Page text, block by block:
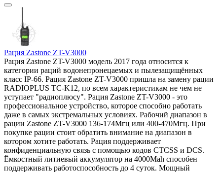
Рация Zastone ZT-V3000
Рация Zastone ZT-V3000 модель 2017 года относится к
категории раций водонепронецаемых и пылезащищённых
класс IP-66. Рация Zastone ZT-V3000 пришла на замену рации
RADIOPLUS ТC-K12, по всем характеристикам не чем не
уступает "радиоплюсу". Рация Zastone ZT-V3000 - это
профессиональное устройство, которое способно работать
даже в самых экстремальных условиях. Рабочий диапазон в
рации Zastone ZT-V3000 136-174Мгц или 400-470Мгц. При
покупке рации стоит обратить внимание на диапазон в
котором хотите работать. Рация поддерживает
конфиденциальную связь с помощью кодов CTCSS и DCS.
Ёмкостный литиевый аккумулятор на 4000Mah способен
поддерживать работоспособность до 4 суток. Мощный